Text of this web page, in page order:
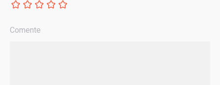
Comente